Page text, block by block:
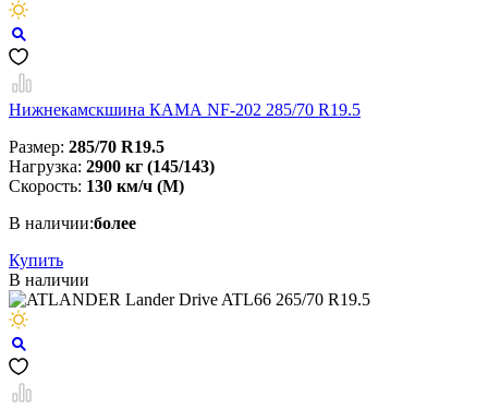
Нижнекамскшина КАМА NF-202 285/70 R19.5
Размер: 285/70 R19.5
Нагрузка: 2900 кг (145/143)
Скорость: 130 км/ч (M)
В наличии:более
Купить
В наличии